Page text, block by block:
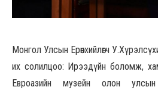
Монгол Улсын Ерөнхийлөгч
их солилцоо: Ирээдүйн боломж,
Евроазийн музейн олон улсын